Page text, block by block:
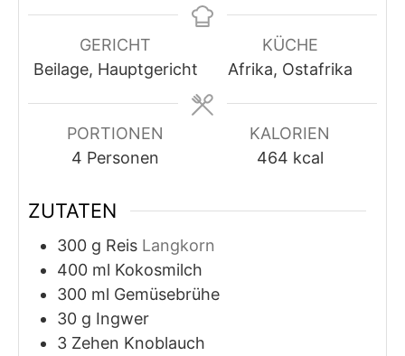
GERICHT
Beilage, Hauptgericht
KÜCHE
Afrika, Ostafrika
PORTIONEN
4 Personen
KALORIEN
464 kcal
ZUTATEN
300 g Reis Langkorn
400 ml Kokosmilch
300 ml Gemüsebrühe
30 g Ingwer
3 Zehen Knoblauch